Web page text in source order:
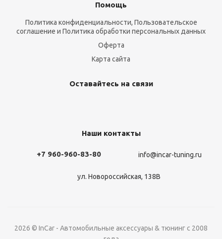
Помощь
Политика конфиденциальности, Пользовательское
соглашение и Политика обработки персональных данных
Оферта
Карта сайта
Оставайтесь на связи
Наши контакты
+7 960-960-83-80 info@incar-tuning.ru
ул. Новороссийская, 138В
2026 © InCar - Автомобильные аксессуары & тюнинг с 2008